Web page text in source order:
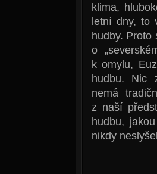
klima,
letní dny, to
hudby.
o
k omylu,
hudbu. Nic
nemá
z naší
hudbu,
nikdy